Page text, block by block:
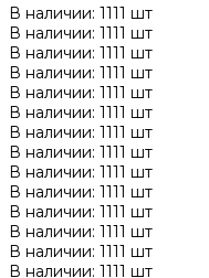
В наличии: 1111 шт
В наличии: 1111 шт
В наличии: 1111 шт
В наличии: 1111 шт
В наличии: 1111 шт
В наличии: 1111 шт
В наличии: 1111 шт
В наличии: 1111 шт
В наличии: 1111 шт
В наличии: 1111 шт
В наличии: 1111 шт
В наличии: 1111 шт
В наличии: 1111 шт
В наличии: 1111 шт